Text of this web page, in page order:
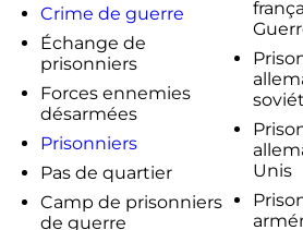
↑ Les prisonniers de
l'armée belge
Allemagne furent
wallons sauf les
officiers d'active
Bases de données
international
Réglement Art.6
», sur
databases.icrc.org
2023 )
Crime de guerre
Échange de
prisonniers
Forces ennemies
désarmées
Prisonniers
Pas de quartier
Camp de prisonniers
de guerre
Unis